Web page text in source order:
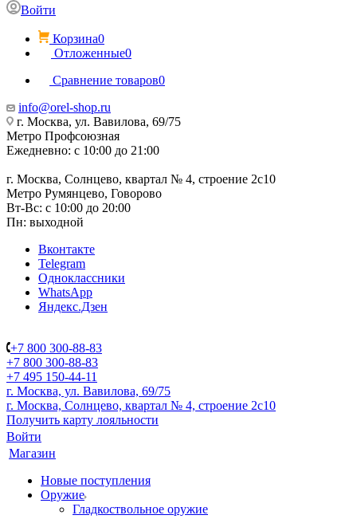
Войти
Корзина0
Отложенные0
Сравнение товаров0
info@orel-shop.ru
г. Москва, ул. Вавилова, 69/75
Метро Профсоюзная
Ежедневно: с 10:00 до 21:00
г. Москва, Солнцево, квартал № 4, строение 2с10
Метро Румянцево, Говорово
Вт-Вс: с 10:00 до 20:00
Пн: выходной
Вконтакте
Telegram
Одноклассники
WhatsApp
Яндекс.Дзен
+7 800 300-88-83
+7 800 300-88-83
+7 495 150-44-11
г. Москва, ул. Вавилова, 69/75
г. Москва, Солнцево, квартал № 4, строение 2с10
Получить карту лояльности
Войти
Магазин
Новые поступления
Оружие
Гладкоствольное оружие